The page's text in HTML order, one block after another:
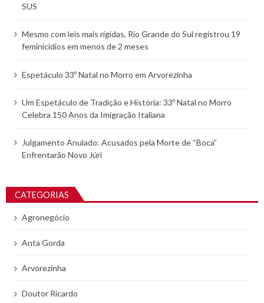
SUS
Mesmo com leis mais rígidas, Rio Grande do Sul registrou 19
feminicídios em menos de 2 meses
Espetáculo 33º Natal no Morro em Arvorezinha
Um Espetáculo de Tradição e História: 33º Natal no Morro
Celebra 150 Anos da Imigração Italiana
Julgamento Anulado: Acusados pela Morte de “Boca”
Enfrentarão Novo Júri
CATEGORIAS
Agronegócio
Anta Gorda
Arvorezinha
Doutor Ricardo